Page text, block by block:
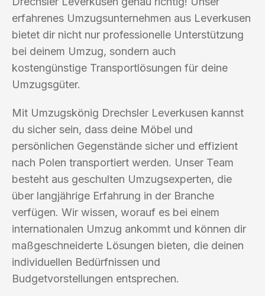
erfahrenes Umzugsunternehmen aus Leverkusen
bietet dir nicht nur professionelle Unterstützung
bei deinem Umzug, sondern auch
kostengünstige Transportlösungen für deine
Umzugsgüter.
Mit Umzugskönig Drechsler Leverkusen kannst
du sicher sein, dass deine Möbel und
persönlichen Gegenstände sicher und effizient
nach Polen transportiert werden. Unser Team
besteht aus geschulten Umzugsexperten, die
über langjährige Erfahrung in der Branche
verfügen. Wir wissen, worauf es bei einem
internationalen Umzug ankommt und können dir
maßgeschneiderte Lösungen bieten, die deinen
individuellen Bedürfnissen und
Budgetvorstellungen entsprechen.